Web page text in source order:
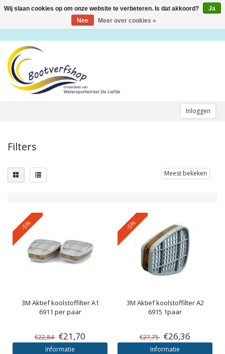
Inloggen
Toggle
Filters
Meest bekeken
-5%
3M Aktief koolstoffilter A1
6911 per paar
€22,84 €21,70
Informatie
-5%
3M Aktief koolstoffilter A2
6915 1paar
€27,75 €26,36
Informatie
Wij slaan cookies op om onze website te verbeteren. Is dat akkoord?
Ja
Nee
Meer over cookies »